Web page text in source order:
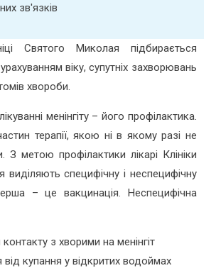
зв'язків
Святого Миколая підбирається
віку, супутніх захворювань
хвороби.
менінгіту – його профілактика.
терапії, якою ні в якому разі не
З метою профілактики лікарі Клініки
специфічну і неспецифічну
– це вакцинація. Неспецифічна
з хворими на менінгіт
купання у відкритих водоймах